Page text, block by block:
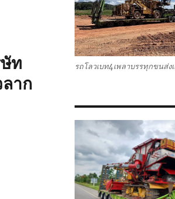
ท
าก
รถโลวเบท4เพลาบรรทุกขนส่ง